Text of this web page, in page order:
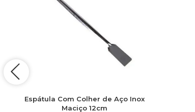
Espátula Com Colher de Aço Inox
Maciço 12cm